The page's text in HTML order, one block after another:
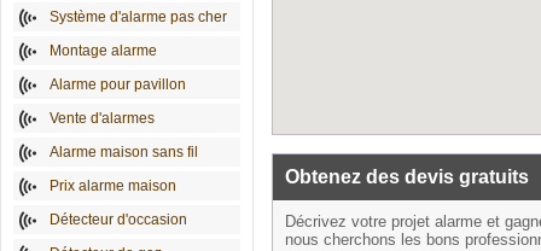
Système d'alarme pas cher
Montage alarme
Alarme pour pavillon
Vente d'alarmes
Alarme maison sans fil
Prix alarme maison
Détecteur d'occasion
Obtenez des devis gratuits
Décrivez votre projet alarme et
nous cherchons les bons